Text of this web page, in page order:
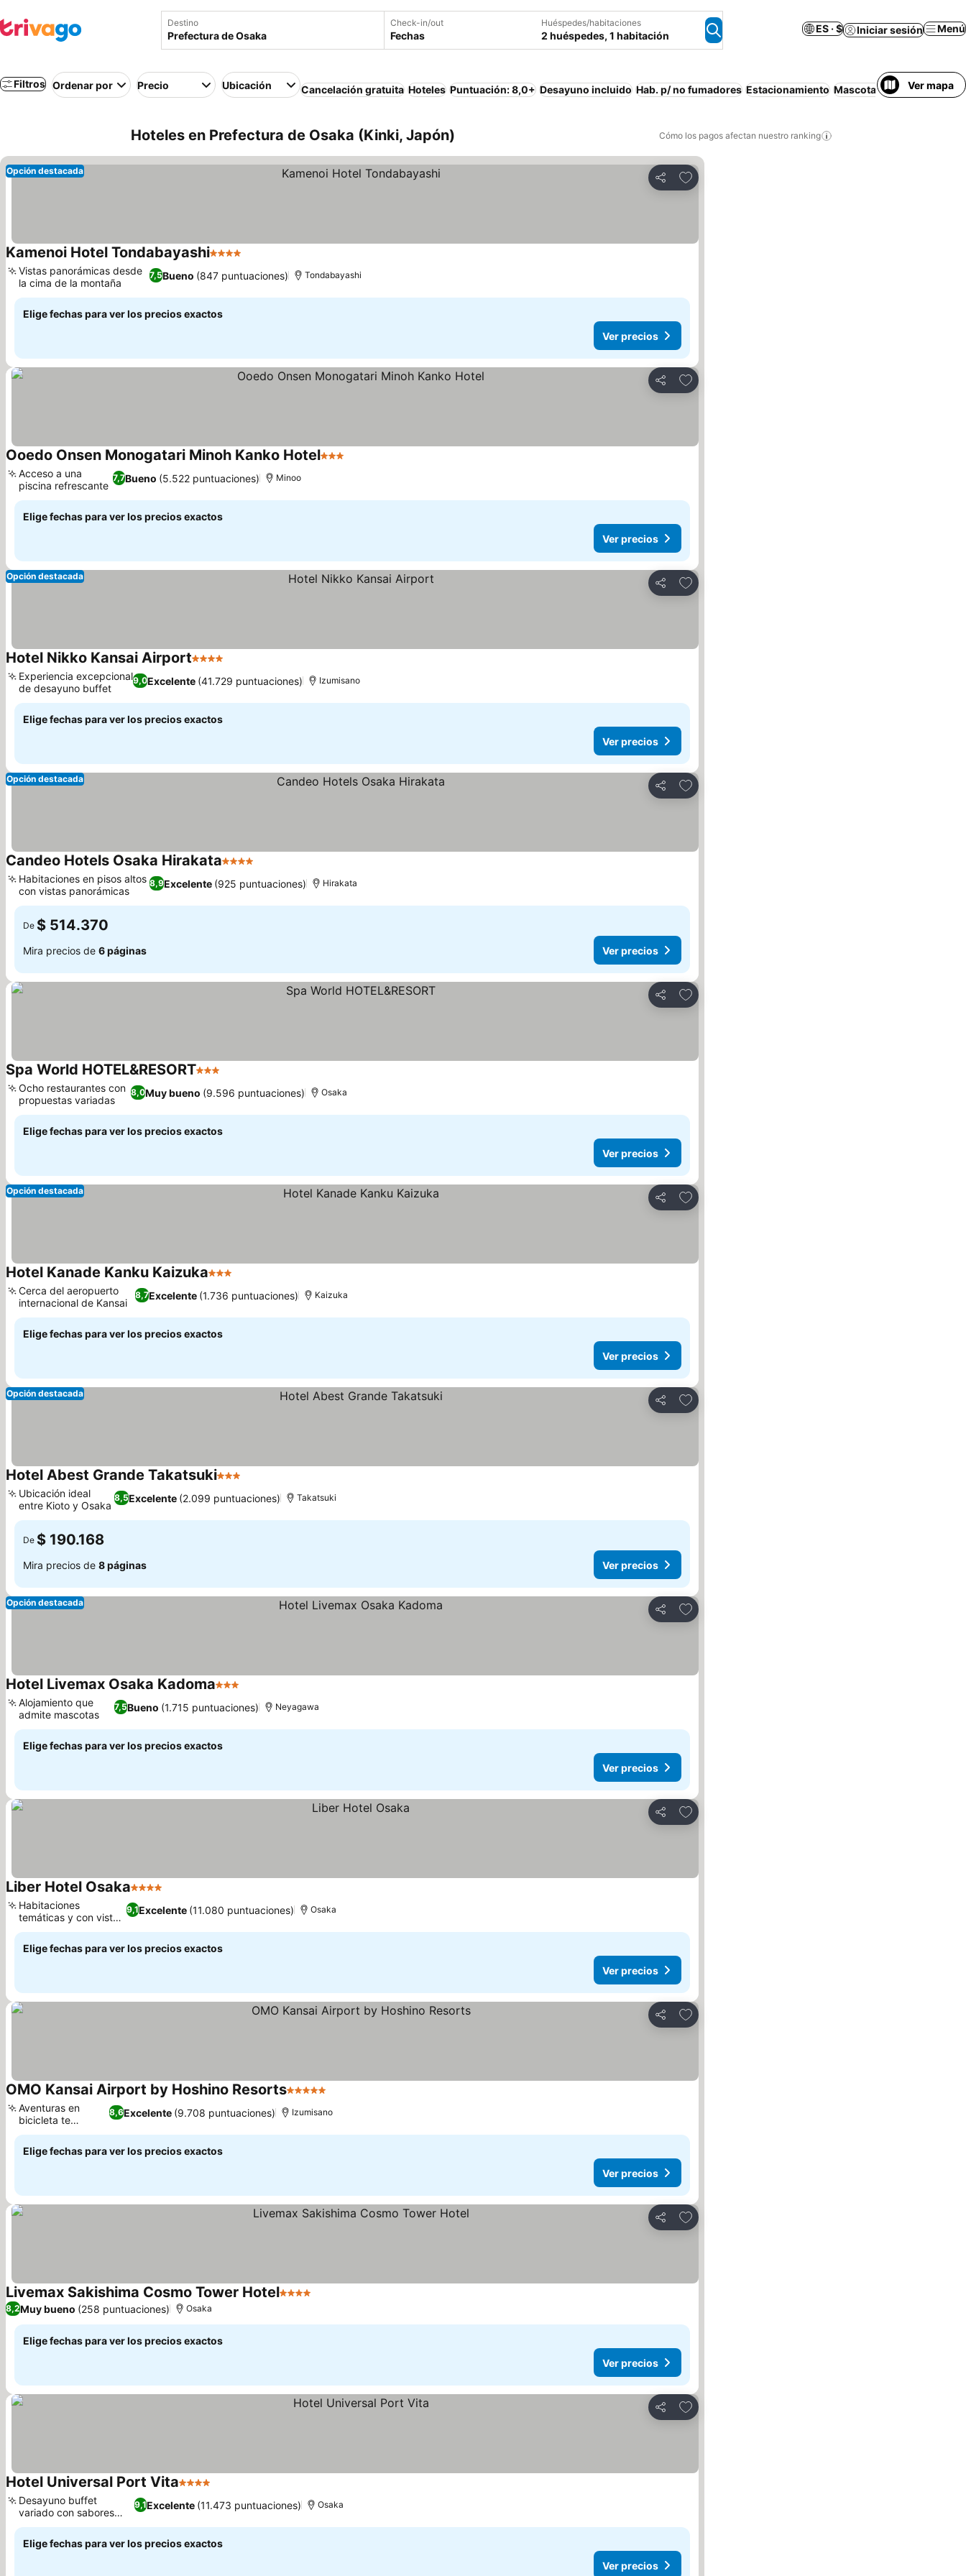
Destino Check-in/out
Fechas
Huéspedes/habitaciones
2 huéspedes, 1 habitación
ES · $ Iniciar sesión Menú
Filtros Ordenar por Precio Ubicación Cancelación gratuita Hoteles Puntuación: 8,0+ Desayuno incluido Hab. p/ no fumadores Estacionamiento Mascotas permitidas Wifi
Ver mapa
Hoteles en Prefectura de Osaka (Kinki, Japón) Cómo los pagos afectan nuestro ranking
Compartir
Agregar a favoritos
Opción destacada
Kamenoi Hotel Tondabayashi4 Estrellas
7,5Bueno (847 puntuaciones)
Vistas panorámicas desde
la cima de la montaña
Tondabayashi
Elige fechas para ver los precios exactos
Ver precios
Compartir
Agregar a favoritos
Ooedo Onsen Monogatari Minoh Kanko Hotel3 Estrellas
7,7Bueno (5.522 puntuaciones)
Acceso a una
piscina refrescante
Minoo
Elige fechas para ver los precios exactos
Ver precios
Compartir
Agregar a favoritos
Opción destacada
Hotel Nikko Kansai Airport4 Estrellas
9,0Excelente (41.729 puntuaciones)
Experiencia excepcional
de desayuno buffet
Izumisano
Elige fechas para ver los precios exactos
Ver precios
Compartir
Agregar a favoritos
Opción destacada
Candeo Hotels Osaka Hirakata4 Estrellas
8,9Excelente (925 puntuaciones)
Habitaciones en pisos altos
con vistas panorámicas
Hirakata
De $ 514.370
Mira precios de 6 páginas Ver precios
Compartir
Agregar a favoritos
Spa World HOTEL&RESORT3 Estrellas
8,0Muy bueno (9.596 puntuaciones)
Ocho restaurantes con
propuestas variadas
Osaka
Elige fechas para ver los precios exactos
Ver precios
Compartir
Agregar a favoritos
Opción destacada
Hotel Kanade Kanku Kaizuka3 Estrellas
8,7Excelente (1.736 puntuaciones)
Cerca del aeropuerto
internacional de Kansai
Kaizuka
Elige fechas para ver los precios exactos
Ver precios
Compartir
Agregar a favoritos
Opción destacada
Hotel Abest Grande Takatsuki3 Estrellas
8,5Excelente (2.099 puntuaciones)
Ubicación ideal
entre Kioto y Osaka
Takatsuki
De $ 190.168
Mira precios de 8 páginas Ver precios
Compartir
Agregar a favoritos
Opción destacada
Hotel Livemax Osaka Kadoma3 Estrellas
7,5Bueno (1.715 puntuaciones)
Alojamiento que
admite mascotas
Neyagawa
Elige fechas para ver los precios exactos
Ver precios
Compartir
Agregar a favoritos
Liber Hotel Osaka4 Estrellas
9,1Excelente (11.080 puntuaciones)
Habitaciones
temáticas y con vistas
al río
Osaka
Elige fechas para ver los precios exactos
Ver precios
Compartir
Agregar a favoritos
OMO Kansai Airport by Hoshino Resorts5 Estrellas
8,6Excelente (9.708 puntuaciones)
Aventuras en
bicicleta te
esperan
Izumisano
Elige fechas para ver los precios exactos
Ver precios
Compartir
Agregar a favoritos
Livemax Sakishima Cosmo Tower Hotel4 Estrellas
8,2Muy bueno (258 puntuaciones) Osaka
Elige fechas para ver los precios exactos
Ver precios
Compartir
Agregar a favoritos
Hotel Universal Port Vita4 Estrellas
9,1Excelente (11.473 puntuaciones)
Desayuno buffet
variado con sabores
locales
Osaka
Elige fechas para ver los precios exactos
Ver precios